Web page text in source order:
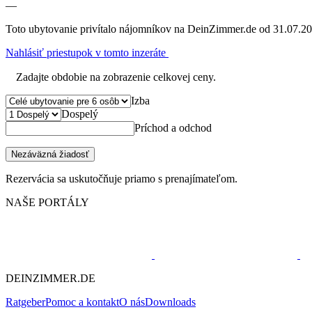
—
Toto ubytovanie privítalo nájomníkov na DeinZimmer.de od
Nahlásiť priestupok v tomto inzeráte
Zadajte obdobie na zobrazenie celkovej ceny.
Izba
Dospelý
Príchod a odchod
Nezáväzná žiadosť
Rezervácia sa uskutočňuje priamo s prenajímateľom.
NAŠE PORTÁLY
DEINZIMMER.DE
RatgeberPomoc a kontaktO násDownloads